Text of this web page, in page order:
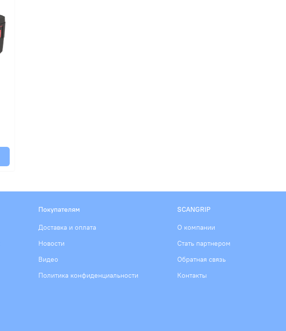
Покупателям
Доставка и оплата
Новости
Видео
Политика конфиденциальности
SCANGRIP
О компании
Стать партнером
Обратная связь
Контакты